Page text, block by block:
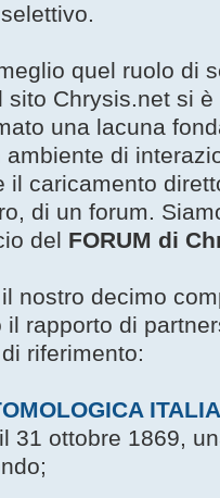
quel ruolo di
sito Chrysis.net si
una lacuna
di
il caricamento
di un forum.
del FORUM di
nostro decimo
il rapporto di
riferimento:
31 ottobre 1869,